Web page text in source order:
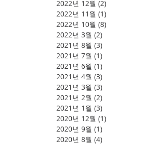
2022년 12월 (2)
2022년 11월 (1)
2022년 10월 (8)
2022년 3월 (2)
2021년 8월 (3)
2021년 7월 (1)
2021년 6월 (1)
2021년 4월 (3)
2021년 3월 (3)
2021년 2월 (2)
2021년 1월 (3)
2020년 12월 (1)
2020년 9월 (1)
2020년 8월 (4)